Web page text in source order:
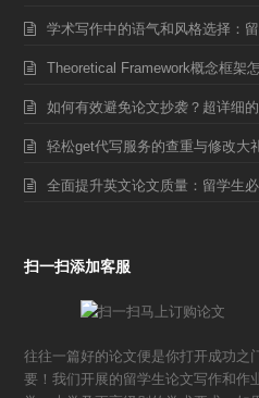
学术写作中的语气和风格选择：
Theoretical Framework概念框架
如何有效避免论文抄袭？超详细
轻松get代写服务的查重与修改大
全面提升英文论文质量：留学生
扫一扫添加客服
往往一篇好的论文便是你打开成功之
要！我们开展的留学生论文写作和作